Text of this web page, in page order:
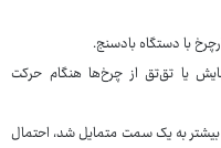
با دستگاه بادسنج.
یا تق‌تق از چرخ‌ها هنگام حرکت
بیشتر به یک سمت متمایل شد، احتمال